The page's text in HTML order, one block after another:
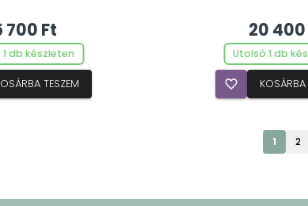
700 Ft
db készleten
TESZEM
20 400
Utolsó 1 db
favorite_border KOSÁRBA
1 2